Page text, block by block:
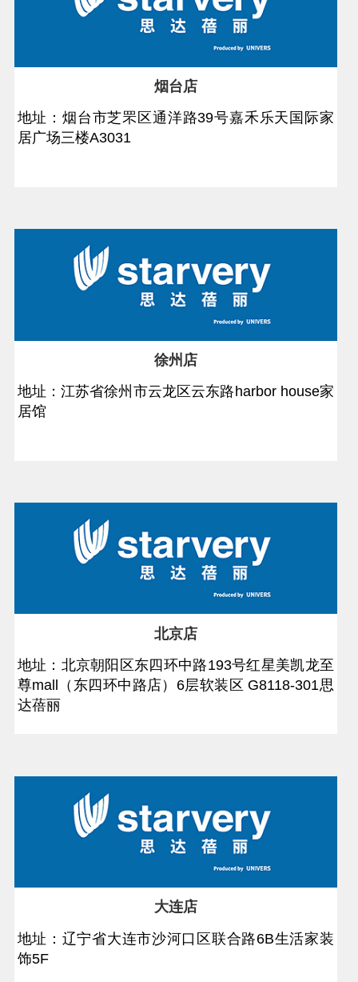
烟台店
地址：烟台市芝罘区通洋路39号嘉禾乐天国际家
居广场三楼A3031
徐州店
地址：江苏省徐州市云龙区云东路harbor house家
居馆
北京店
地址：北京朝阳区东四环中路193号红星美凯龙至
尊mall（东四环中路店）6层软装区 G8118-301思
达蓓丽
大连店
地址：辽宁省大连市沙河口区联合路6B生活家装
饰5F